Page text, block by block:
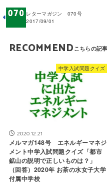
レターマガジン 070号
2017/09/01
RECOMMEND
中学入試問題クイズ
2020.12.21
メルマガ148号 エネルギーマネジ
メント中学入試問題クイズ「都市
鉱山の説明で正しいものは？」
（回答）2020年 お茶の水女子大学
付属中学校